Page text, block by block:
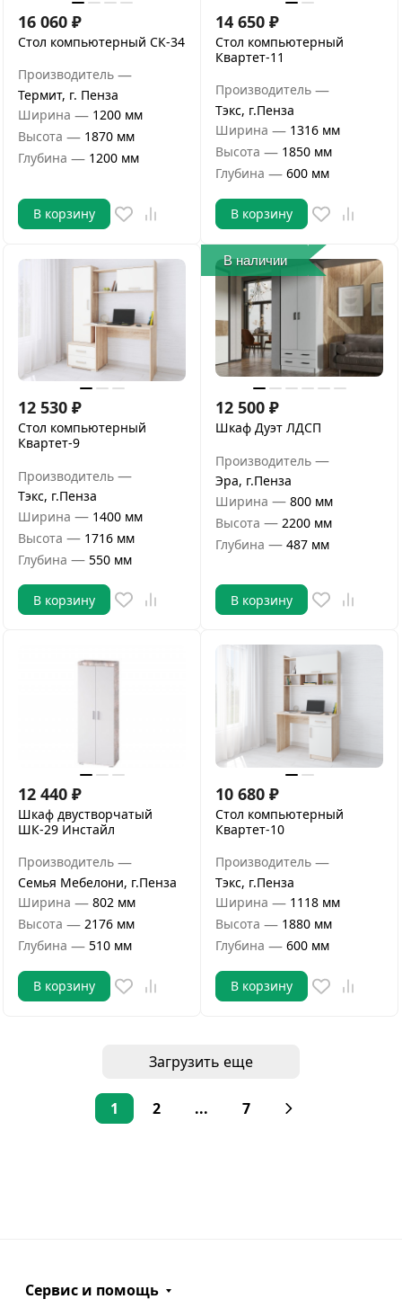
16 060 ₽
Стол компьютерный СК-34
Производитель —
Термит, г. Пенза
Ширина — 1200 мм
Высота — 1870 мм
Глубина — 1200 мм
В корзину
14 650 ₽
Стол компьютерный
Квартет-11
Производитель —
Тэкс, г.Пенза
Ширина — 1316 мм
Высота — 1850 мм
Глубина — 600 мм
В корзину
12 530 ₽
Стол компьютерный
Квартет-9
Производитель —
Тэкс, г.Пенза
Ширина — 1400 мм
Высота — 1716 мм
Глубина — 550 мм
В корзину
В наличии
12 500 ₽
Шкаф Дуэт ЛДСП
Производитель —
Эра, г.Пенза
Ширина — 800 мм
Высота — 2200 мм
Глубина — 487 мм
В корзину
12 440 ₽
Шкаф двустворчатый
ШК-29 Инстайл
Производитель —
Семья Мебелони, г.Пенза
Ширина — 802 мм
Высота — 2176 мм
Глубина — 510 мм
В корзину
10 680 ₽
Стол компьютерный
Квартет-10
Производитель —
Тэкс, г.Пенза
Ширина — 1118 мм
Высота — 1880 мм
Глубина — 600 мм
В корзину
Загрузить еще
1 2 ... 7
Сервис и помощь